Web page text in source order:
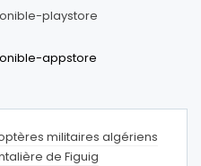
militaires algériens
de Figuig